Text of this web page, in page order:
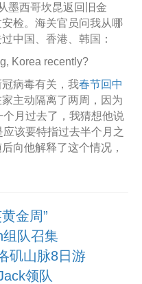
墨西哥坎昆返回旧金
检。海关官员问我从哪
中国、香港、韩国：
Korea recently?
病毒有关，我春节回中
主动隔离了两周，因为
月过去了，我猜想他说
应该要特指过去半个月之
向他解释了这个情况，
金周”
队召集
矶山脉8日游
领队